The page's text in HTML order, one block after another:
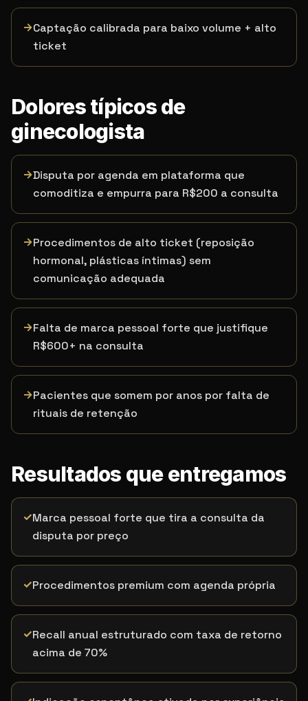
→Captação calibrada para baixo volume + alto
ticket
Dolores típicos de
ginecologista
→Disputa por agenda em plataforma que
comoditiza e empurra para R$200 a consulta
→Procedimentos de alto ticket (reposição
hormonal, plásticas íntimas) sem
comunicação adequada
→Falta de marca pessoal forte que justifique
R$600+ na consulta
→Pacientes que somem por anos por falta de
rituais de retenção
Resultados que entregamos
✓Marca pessoal forte que tira a consulta da
disputa por preço
✓Procedimentos premium com agenda própria
✓Recall anual estruturado com taxa de retorno
acima de 70%